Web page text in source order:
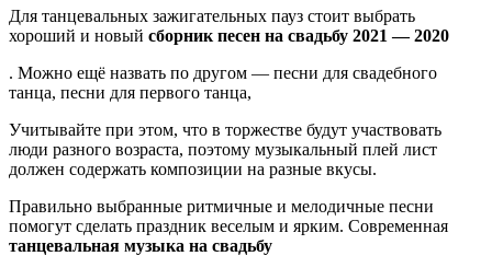
Для танцевальных зажигательных пауз стоит выбрать
хороший и новый сборник песен на свадьбу 2021 — 2020
. Можно ещё назвать по другом — песни для свадебного
танца, песни для первого танца,
Учитывайте при этом, что в торжестве будут участвовать
люди разного возраста, поэтому музыкальный плей лист
должен содержать композиции на разные вкусы.
Правильно выбранные ритмичные и мелодичные песни
помогут сделать праздник веселым и ярким. Современная
танцевальная музыка на свадьбу